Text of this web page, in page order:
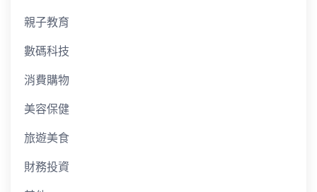
親子教育
數碼科技
消費購物
美容保健
旅遊美食
財務投資